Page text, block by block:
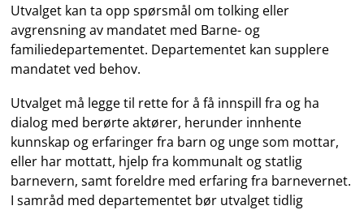
Utvalget kan ta opp spørsmål om tolking eller
avgrensning av mandatet med Barne- og
familiedepartementet. Departementet kan supplere
mandatet ved behov.
Utvalget må legge til rette for å få innspill fra og ha
dialog med berørte aktører, herunder innhente
kunnskap og erfaringer fra barn og unge som mottar,
eller har mottatt, hjelp fra kommunalt og statlig
barnevern, samt foreldre med erfaring fra barnevernet.
I samråd med departementet bør utvalget tidlig